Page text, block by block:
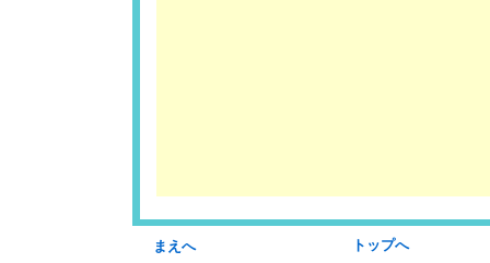
まえへ トップへ